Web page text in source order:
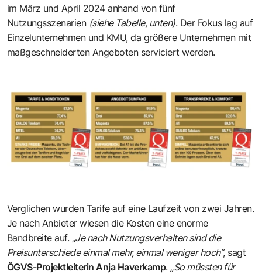
im März und April 2024 anhand von fünf
Nutzungsszenarien (siehe Tabelle, unten). Der Fokus lag auf
Einzelunternehmen und KMU, da größere Unternehmen mit
maßgeschneiderten Angeboten serviciert werden.
Verglichen wurden Tarife auf eine Laufzeit von zwei Jahren.
Je nach Anbieter wiesen die Kosten eine enorme
Bandbreite auf. „Je nach Nutzungsverhalten sind die
Preisunterschiede einmal mehr, einmal weniger hoch“, sagt
ÖGVS-Projektleiterin Anja Haverkamp. „So müssten für